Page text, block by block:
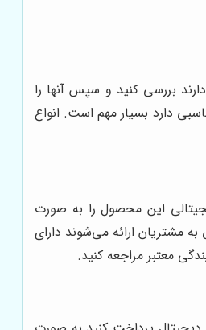
بررسی کنید و سپس آنها را
دارد بسیار مهم است. انواع
این محصول را به صورت
مشتریان ارائه می‌شوند دارای
معتبر مراجعه کنید.